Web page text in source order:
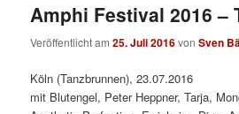
Amphi Festival 2016 –
Veröffentlicht am25. Juli 2016vonSven
Köln (Tanzbrunnen), 23.07.2016
mit Blutengel, Peter Heppner, Tarja,